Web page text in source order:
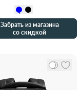
Забрать из магазина
со скидкой